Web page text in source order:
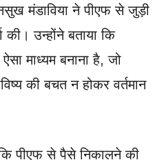
मंडाविया ने पीएफ से जुड़ी
उन्होंने बताया कि
माध्यम बनाना है, जो
की बचत न होकर वर्तमान
पीएफ से पैसे निकालने की